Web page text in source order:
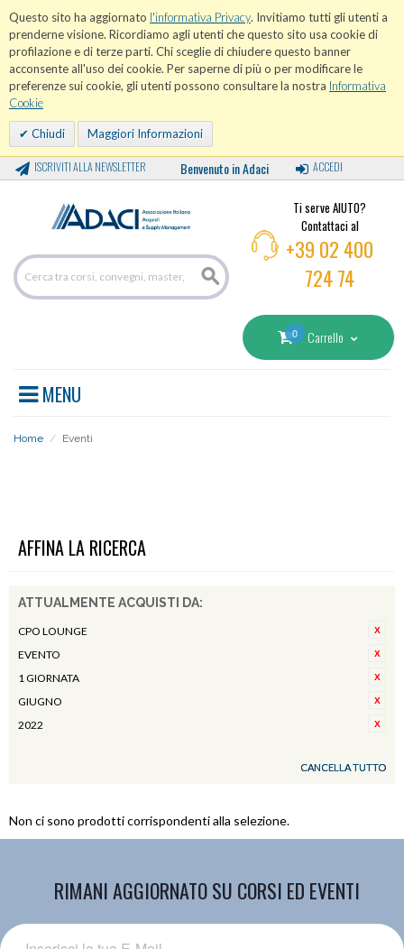
Questo sito ha aggiornato l'informativa Privacy. Invitiamo tutti gli utenti a
prenderne visione. Ricordiamo agli utenti che questo sito usa cookie di
profilazione e di terze parti. Chi sceglie di chiudere questo banner
acconsente all'uso dei cookie. Per saperne di più o per modificare le
preferenze sui cookie, gli utenti possono consultare la nostra Informativa
Cookie
Chiudi Maggiori Informazioni
ISCRIVITI ALLA NEWSLETTER Benvenuto in Adaci ACCEDI
Ti serve AIUTO?
Contattaci al
+39 02 400
724 74
0 Carrello
MENU
Home / Eventi
AFFINA LA RICERCA
ATTUALMENTE ACQUISTI DA:
CPO LOUNGE
EVENTO
1 GIORNATA
GIUGNO
2022
CANCELLA TUTTO
Non ci sono prodotti corrispondenti alla selezione.
RIMANI AGGIORNATO SU CORSI ED EVENTI